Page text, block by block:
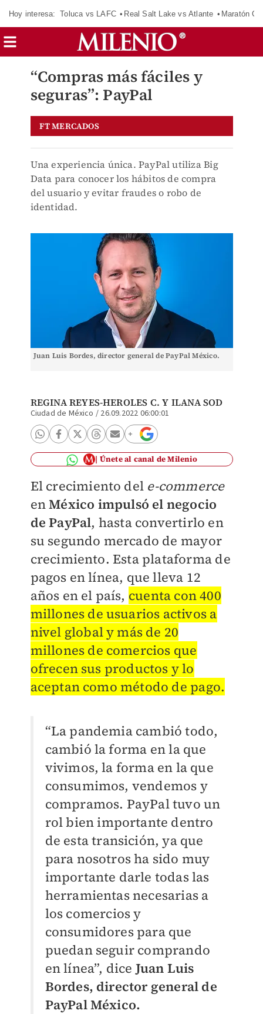
Hoy interesa: Toluca vs LAFC Real Salt Lake vs Atlante Maratón
“Compras más fáciles y
seguras”: PayPal
FT MERCADOS
Una experiencia única. PayPal utiliza Big
Data para conocer los hábitos de compra
del usuario y evitar fraudes o robo de
identidad.
Juan Luis Bordes, director general de PayPal México.
REGINA REYES-HEROLES C. Y ILANA SOD
Ciudad de México / 26.09.2022 06:00:01
Únete al canal de Milenio
El crecimiento del e-commerce
enMéxico impulsó el negocio
de PayPal, hasta convertirlo en
su segundo mercado de mayor
crecimiento. Esta plataforma de
pagos en línea, que lleva 12
años en el país, cuenta con 400
millones de usuarios activos a
nivel global y más de 20
millones de comercios que
ofrecen sus productos y lo
aceptan como método de pago.
“La pandemia cambió todo,
cambió la forma en la que
vivimos, la forma en la que
consumimos, vendemos y
compramos. PayPal tuvo un
rol bien importante dentro
de esta transición, ya que
para nosotros ha sido muy
importante darle todas las
herramientas necesarias a
los comercios y
consumidores para que
puedan seguir comprando
en línea”, dice Juan Luis
Bordes, director general de
PayPal México.